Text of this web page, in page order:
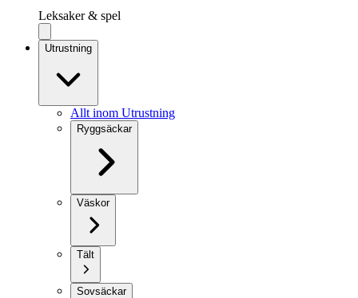
Leksaker & spel
Utrustning
Allt inom Utrustning
Ryggsäckar
Väskor
Tält
Sovsäckar